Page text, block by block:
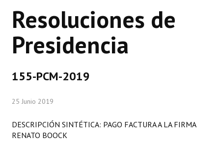
CONCEJO
Bloques Políticos
Comisiones Permanentes
Comisiones Especiales
Concejales Mandato Cumplido
Resoluciones de
Presidencia
155-PCM-2019
25 Junio 2019
DESCRIPCIÓN SINTÉTICA: PAGO FACTURA A LA FIRMA
RENATO BOOCK